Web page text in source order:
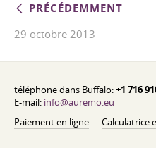
PRÉCÉDEMMENT
29 octobre 2013
téléphone dans Buffalo:+1 716
E-mail: info@auremo.eu
Paiement en ligne
Calculatrice